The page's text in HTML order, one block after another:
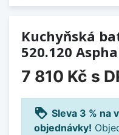
Kuchyňská
520.120
7 810 Kč s
loyalty Sleva 3 % na
objednávky!